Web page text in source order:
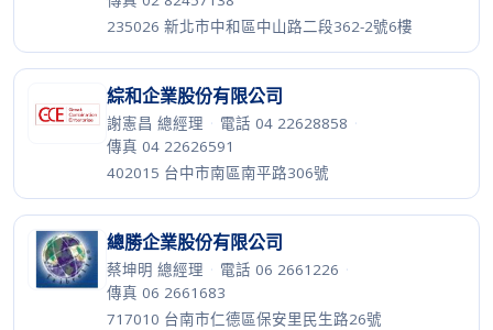
235026 新北市中和區中山路二段362-2號6樓
綜和企業股份有限公司
謝憲昌 總經理 · 電話 04 22628858 ·
傳真 04 22626591
402015 台中市南區南平路306號
總勝企業股份有限公司
蔡坤明 總經理 · 電話 06 2661226 ·
傳真 06 2661683
717010 台南市仁德區保安里民生路26號